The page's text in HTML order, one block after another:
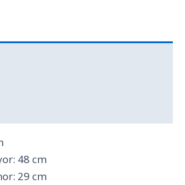
48 cm
29 cm